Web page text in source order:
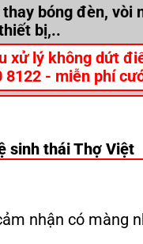
bóng đèn, vòi
bị,..
xử lý không dứt
8122 - miễn phí
sinh thái Thợ Việt
nhận có